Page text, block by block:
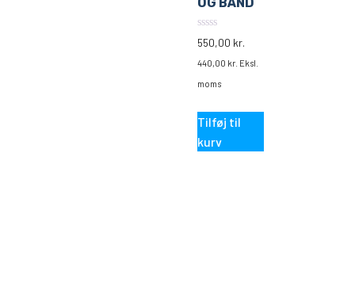
0
ud
af
5
550,00 kr.
440,00 kr. Eksl.
moms
Tilføj til
kurv